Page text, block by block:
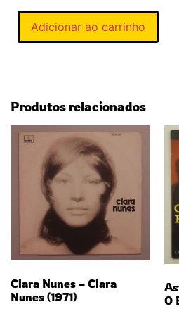
Adicionar ao carrinho
Produtos relacionados
Clara Nunes – Clara
Nunes (1971)
O